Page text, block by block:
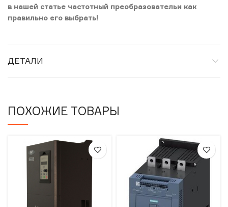
в нашей статье частотный преобразовательи как
правильно его выбрать!
ДЕТАЛИ
ПОХОЖИЕ ТОВАРЫ